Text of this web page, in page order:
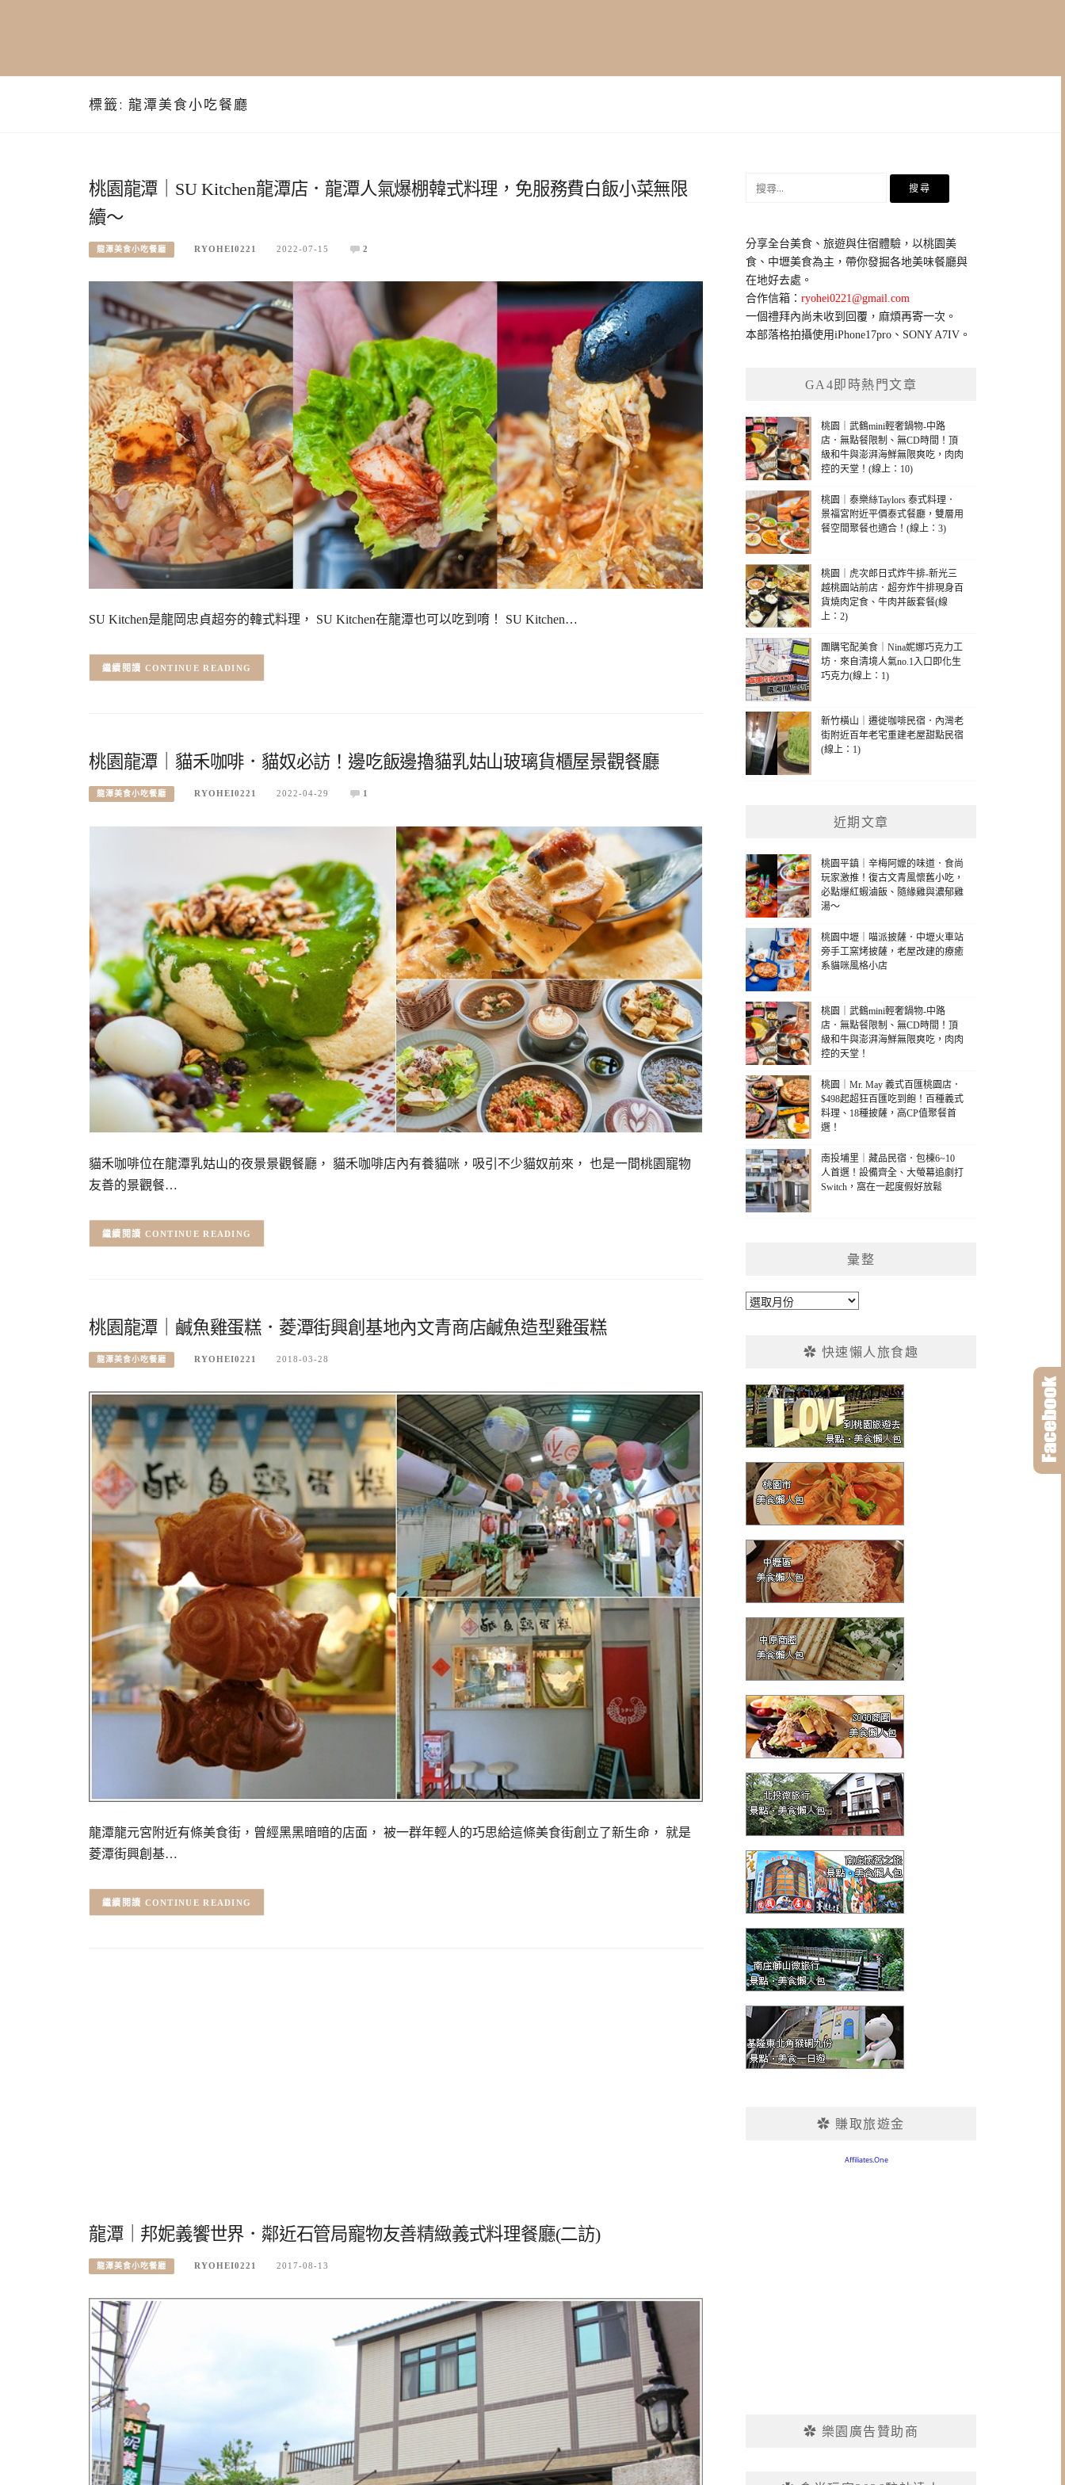
標籤: 龍潭美食小吃餐廳
桃園龍潭｜SU Kitchen龍潭店．龍潭人氣爆棚韓式料理，免服務費白飯小菜無限
續～
龍潭美食小吃餐廳 RYOHEI0221 2022-07-15 2
SU Kitchen是龍岡忠貞超夯的韓式料理， SU Kitchen在龍潭也可以吃到唷！ SU Kitchen…
CONTINUE READING
桃園龍潭｜貓禾咖啡．貓奴必訪！邊吃飯邊擼貓乳姑山玻璃貨櫃屋景觀餐廳
龍潭美食小吃餐廳 RYOHEI0221 2022-04-29 1
貓禾咖啡位在龍潭乳姑山的夜景景觀餐廳， 貓禾咖啡店內有養貓咪，吸引不少貓奴前來， 也是一間桃園寵物
友善的景觀餐…
CONTINUE READING
桃園龍潭｜鹹魚雞蛋糕．菱潭街興創基地內文青商店鹹魚造型雞蛋糕
龍潭美食小吃餐廳 RYOHEI0221 2018-03-28
龍潭龍元宮附近有條美食街，曾經黑黑暗暗的店面， 被一群年輕人的巧思給這條美食街創立了新生命， 就是
菱潭街興創基…
CONTINUE READING
龍潭｜邦妮義饗世界．鄰近石管局寵物友善精緻義式料理餐廳(二訪)
龍潭美食小吃餐廳 RYOHEI0221 2017-08-13
鍵
字:
分享全台美食、旅遊與住宿體驗，以桃園美
食、中壢美食為主，帶你發掘各地美味餐廳與
在地好去處。
合作信箱：ryohei0221@gmail.com
一個禮拜內尚未收到回覆，麻煩再寄一次。
本部落格拍攝使用iPhone17pro、SONY A7IV。
GA4即時熱門文章
桃園｜武鶴mini輕奢鍋物-中路
店．無點餐限制、無CD時間！頂
級和牛與澎湃海鮮無限爽吃，肉肉
控的天堂！(線上：10)
桃園｜泰樂絲Taylors 泰式料理．
景福宮附近平價泰式餐廳，雙層用
餐空間聚餐也適合！(線上：3)
桃園｜虎次郎日式炸牛排-新光三
越桃園站前店．超夯炸牛排現身百
貨燒肉定食、牛肉丼飯套餐(線
上：2)
團購宅配美食｜Nina妮娜巧克力工
坊．來自清境人氣no.1入口即化生
巧克力(線上：1)
新竹橫山｜遷徙咖啡民宿．內灣老
街附近百年老宅重建老屋甜點民宿
(線上：1)
近期文章
桃園平鎮｜辛梅阿嬤的味道．食尚
玩家激推！復古文青風懷舊小吃，
必點爆紅蝦滷飯、隨緣雞與濃郁雞
湯～
桃園中壢｜喵派披薩．中壢火車站
旁手工窯烤披薩，老屋改建的療癒
系貓咪風格小店
桃園｜武鶴mini輕奢鍋物-中路
店．無點餐限制、無CD時間！頂
級和牛與澎湃海鮮無限爽吃，肉肉
控的天堂！
桃園｜Mr. May 義式百匯桃園店．
$498起超狂百匯吃到飽！百種義式
料理、18種披薩，高CP值聚餐首
選！
南投埔里｜藏品民宿．包棟6~10
人首選！設備齊全、大螢幕追劇打
Switch，窩在一起度假好放鬆
彙整
彙
✿ 快速懶人旅食趣
✿ 賺取旅遊金
✿ 樂園廣告贊助商